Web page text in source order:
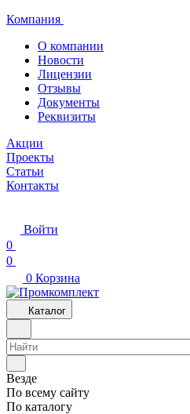
Компания
О компании
Новости
Лицензии
Отзывы
Документы
Реквизиты
Акции
Проекты
Статьи
Контакты
Войти
0
0
0 Корзина
Каталог
Везде
По всему сайту
По каталогу